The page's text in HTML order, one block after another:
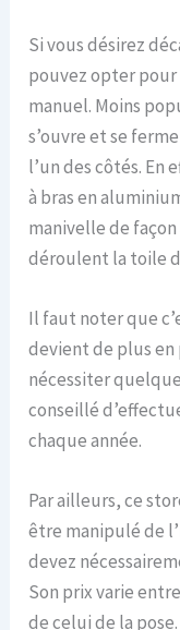
Si vous désirez
pouvez opter pour
manuel. Moins
s’ouvre et se
l’un des côtés.
à bras en
manivelle de
déroulent la toile
Il faut noter que
devient de plus
nécessiter
conseillé
chaque année.
Par ailleurs, ce
être manipulé de
devez
Son prix varie
de celui de la pose.